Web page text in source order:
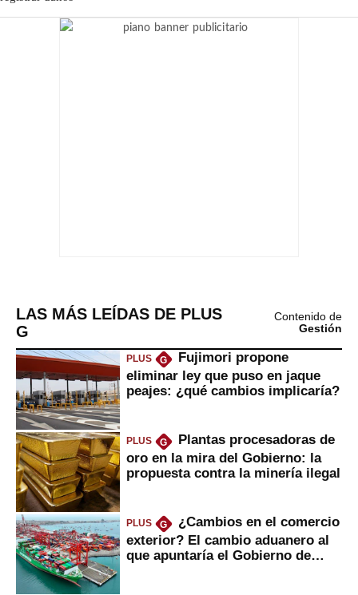
LAS MÁS LEÍDAS DE PLUS
G
Contenido de
Gestión
PLUS G
Fujimori propone
eliminar ley que puso en jaque
peajes: ¿qué cambios implicaría?
PLUS G
Plantas procesadoras de
oro en la mira del Gobierno: la
propuesta contra la minería ilegal
PLUS G
¿Cambios en el comercio
exterior? El cambio aduanero al
que apuntaría el Gobierno de